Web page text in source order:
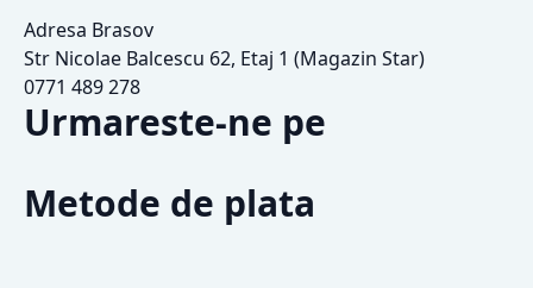
Adresa Brasov
Str Nicolae Balcescu 62, Etaj 1 (Magazin Star)
0771 489 278
Urmareste-ne pe
Metode de plata